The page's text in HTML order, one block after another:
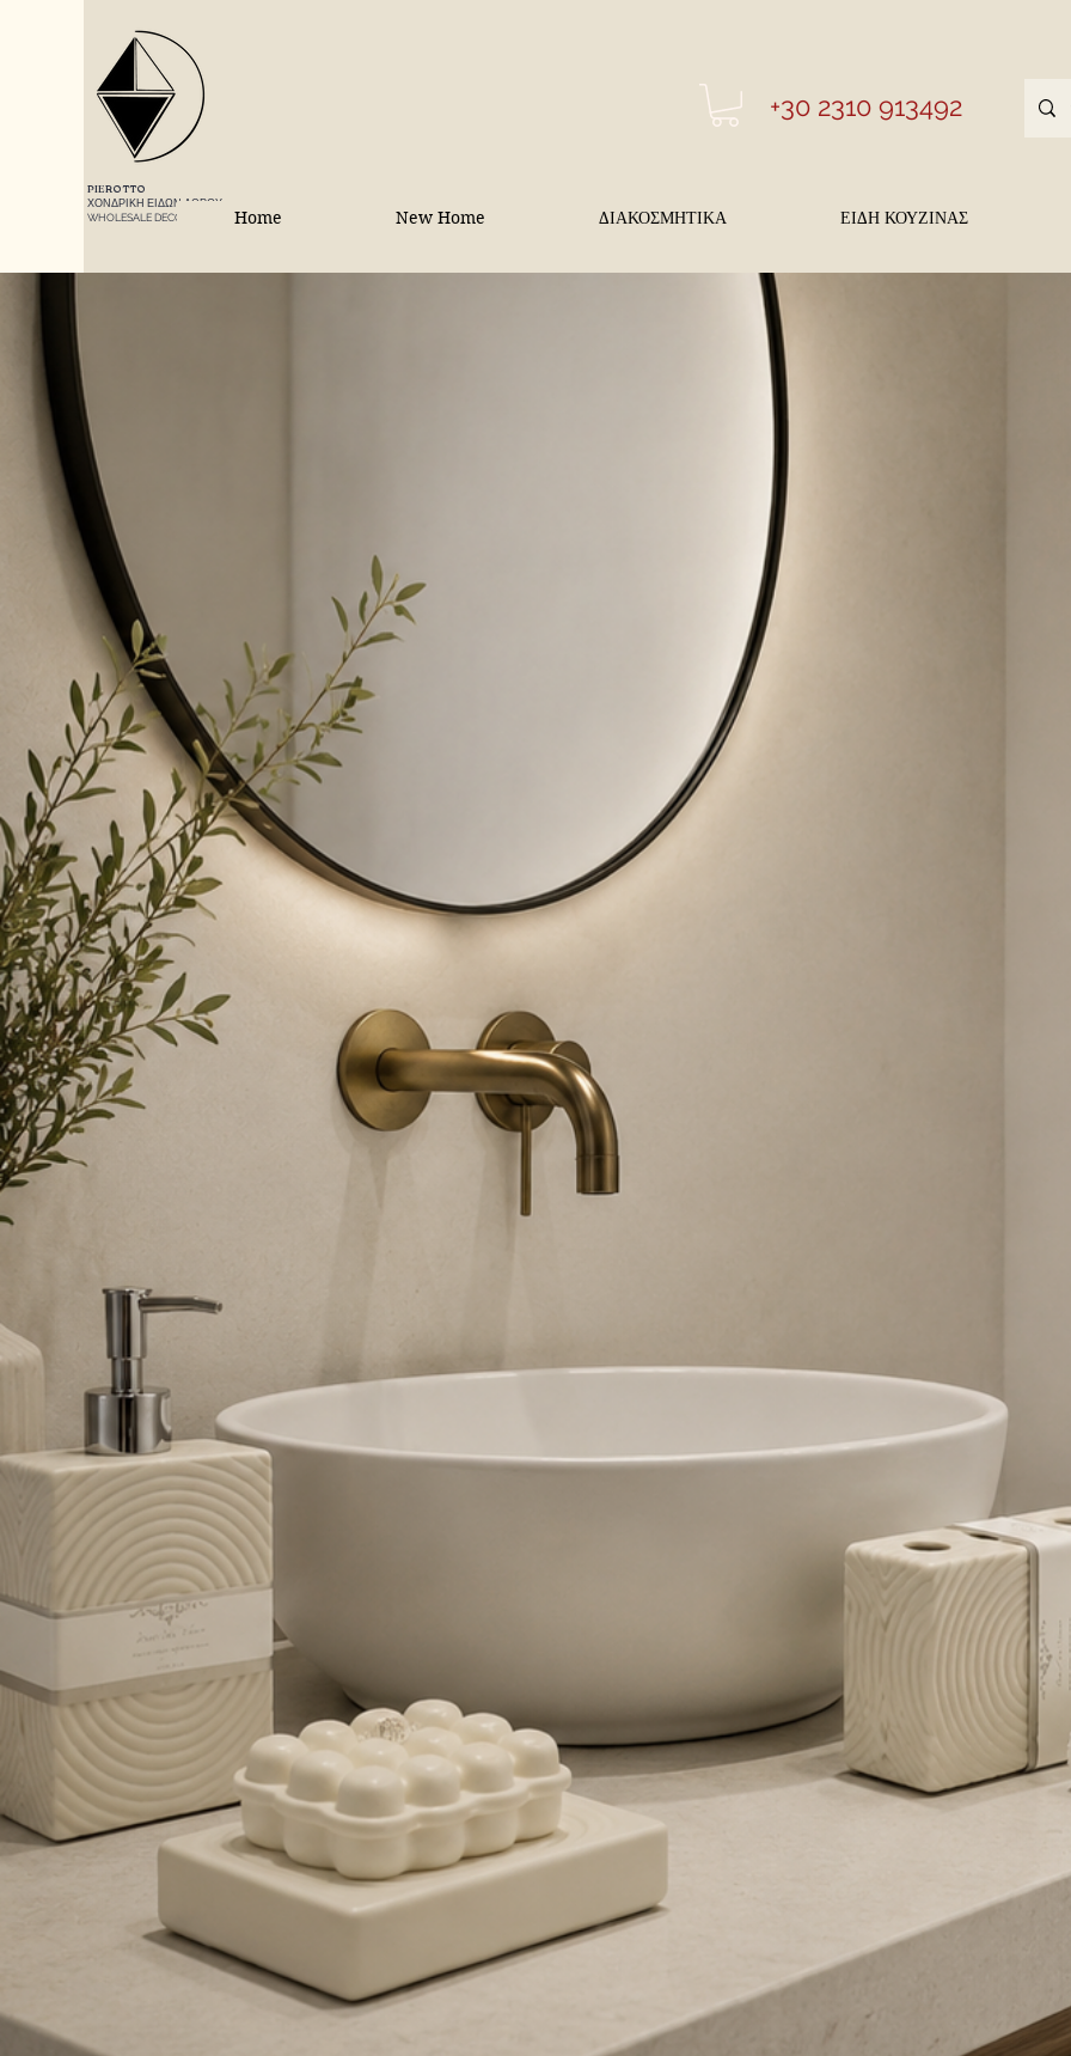
PIEROTTO
ΧΟΝΔΡΙΚΗ ΕΙΔΩΝ ΔΩΡΟΥ
WHOLESALE DECORATIONS
+30 2310 913492
Home New Home ΔΙΑΚΟΣΜΗΤΙΚΑ ΕΙΔΗ ΚΟΥΖΙΝΑΣ